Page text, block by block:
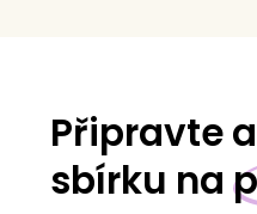
Připravte
sbírku na